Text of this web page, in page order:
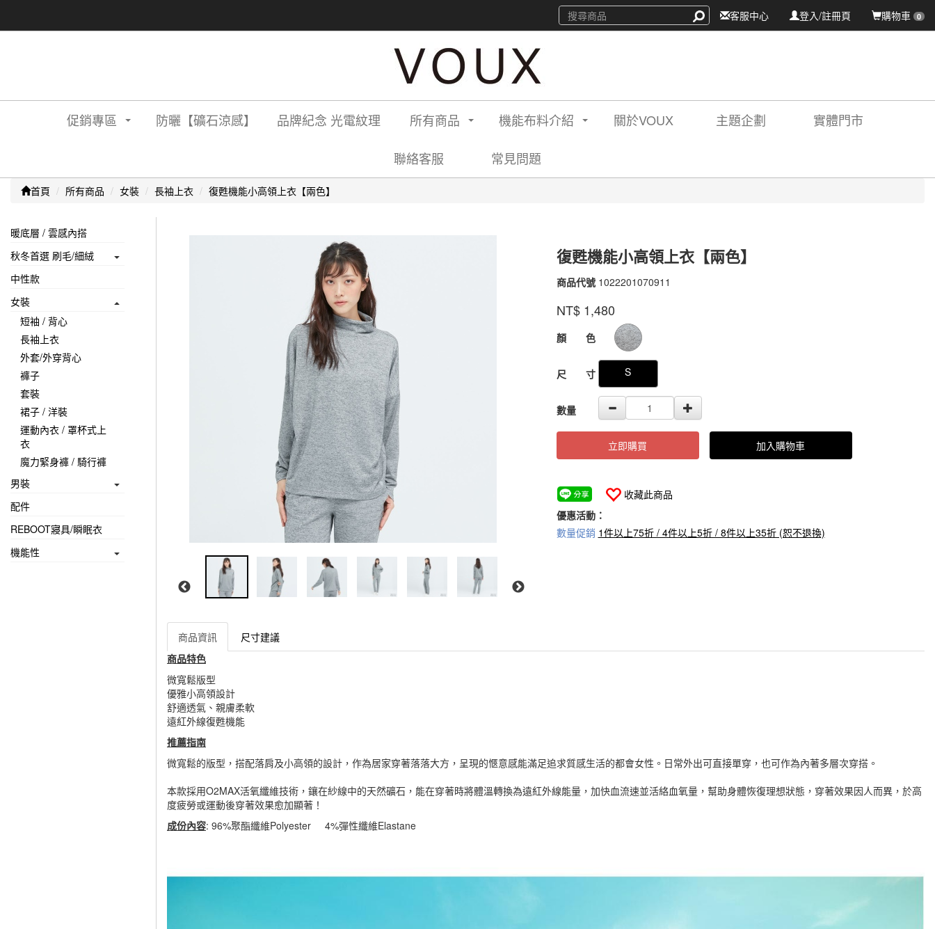
購物車 0
登入/註冊頁
客服中心
促銷專區 防曬【礦石涼感】 品牌紀念 光電紋理 所有商品 機能布料介紹 關於VOUX 主題企劃 實體門市
聯絡客服 常見問題
首頁 所有商品 女裝 長袖上衣 復甦機能小高領上衣【兩色】
暖底層 / 雲感內搭
秋冬首選 刷毛/細絨
中性款
女裝
短袖 / 背心
長袖上衣
外套/外穿背心
褲子
套裝
裙子 / 洋裝
運動內衣 / 罩杯式上
衣
魔力緊身褲 / 騎行褲
男裝
配件
REBOOT寢具/瞬眠衣
機能性
復甦機能小高領上衣【兩色】
商品代號 1022201070911
1022201070911
品牌
VOUX
NT$ 1,480
GOODS000000000000000004946
顏 色
尺 寸 S
數量
立即購買 加入購物車
收藏此商品
優惠活動：
數量促銷 1件以上75折 / 4件以上5折 / 8件以上35折 (恕不退換)
商品資訊
尺寸建議
商品特色
微寬鬆版型
優雅小高領設計
舒適透氣、親膚柔軟
遠紅外線復甦機能
推薦指南
微寬鬆的版型，搭配落肩及小高領的設計，作為居家穿著落落大方，呈現的愜意感能滿足追求質感生活的都會女性。日常外出可直接單穿，也可作為內著多層次穿搭。
本款採用O2MAX活氧纖維技術，鑲在紗線中的天然礦石，能在穿著時將體溫轉換為遠紅外線能量，加快血流速並活絡血氧量，幫助身體恢復理想狀態，穿著效果因人而異，於高
度疲勞或運動後穿著效果愈加顯著！
成份內容: 96%聚酯纖維Polyester 4%彈性纖維Elastane